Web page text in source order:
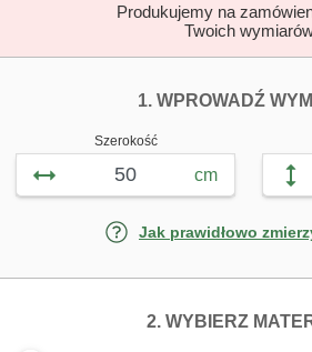
Produkujemy na
Twoich
1. WPROWADŹ
Szerokość
cm
Jak prawidłowo
2. WYBIERZ